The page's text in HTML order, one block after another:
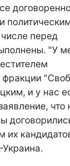
перед
"У
фракции
и у нас
что
их
Украина.